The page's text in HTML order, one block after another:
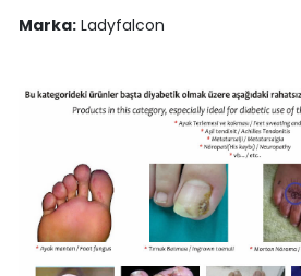
Marka:Ladyfalcon